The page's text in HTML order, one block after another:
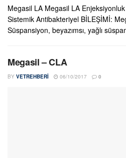
Megasil LA Megasil LA
Sistemik Antibakteriyel BİLEŞİMİ:
Süspansiyon, beyazımsı, yağlı
Megasil – CLA
BY VETREHBERI 06/10/2017 0